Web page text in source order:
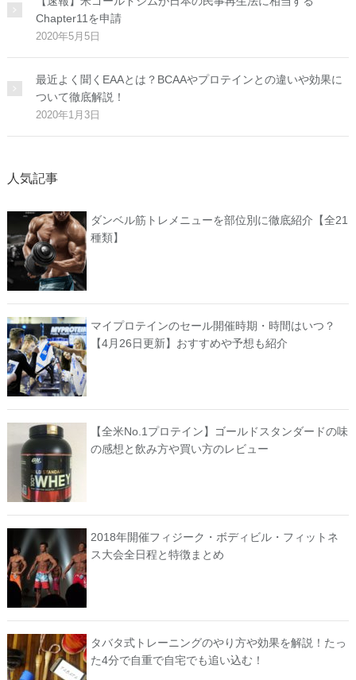
Chapter11を申請
2020年5月5日
最近よく聞くEAAとは？BCAAやプロテインとの違いや効果に
ついて徹底解説！
2020年1月3日
人気記事
ダンベル筋トレメニューを部位別に徹底紹介【全21
種類】
マイプロテインのセール開催時期・時間はいつ？
【4月26日更新】おすすめや予想も紹介
【全米No.1プロテイン】ゴールドスタンダードの味
の感想と飲み方や買い方のレビュー
2018年開催フィジーク・ボディビル・フィットネ
ス大会全日程と特徴まとめ
タバタ式トレーニングのやり方や効果を解説！たっ
た4分で自重で自宅でも追い込む！